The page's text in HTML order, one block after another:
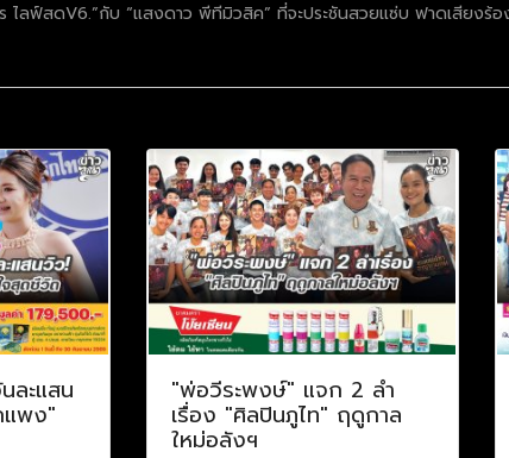
ลฟ์สดV6.”กับ “แสงดาว พีทีมิวสิค” ที่จะประชันสวยแซ่บ ฟาดเสียงร้
ละแสน
พง"
"พ่อวีระพงษ์" แจก 2 ลำ
เรื่อง "ศิลปินภูไท" ฤดูกาล
ใหม่อลังฯ